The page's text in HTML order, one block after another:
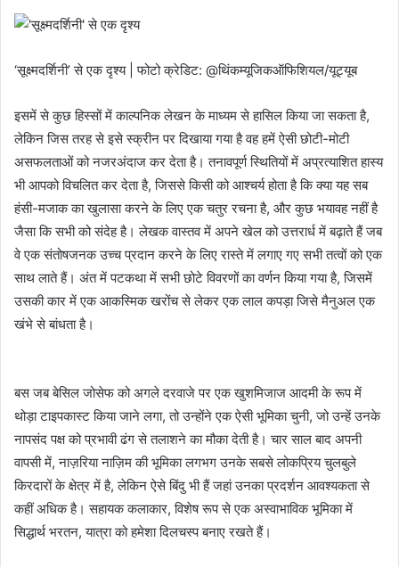
‘सूक्ष्मदर्शिनी’ से एक दृश्य | फोटो क्रेडिट: @थिंकम्यूजिकऑफिशियल/यूट्यूब
इसमें से कुछ हिस्सों में काल्पनिक लेखन के माध्यम से हासिल किया जा सकता है,
लेकिन जिस तरह से इसे स्क्रीन पर दिखाया गया है वह हमें ऐसी छोटी-मोटी
असफलताओं को नजरअंदाज कर देता है। तनावपूर्ण स्थितियों में अप्रत्याशित हास्य
भी आपको विचलित कर देता है, जिससे किसी को आश्चर्य होता है कि क्या यह सब
हंसी-मजाक का खुलासा करने के लिए एक चतुर रचना है, और कुछ भयावह नहीं है
जैसा कि सभी को संदेह है। लेखक वास्तव में अपने खेल को उत्तरार्ध में बढ़ाते हैं जब
वे एक संतोषजनक उच्च प्रदान करने के लिए रास्ते में लगाए गए सभी तत्वों को एक
साथ लाते हैं। अंत में पटकथा में सभी छोटे विवरणों का वर्णन किया गया है, जिसमें
उसकी कार में एक आकस्मिक खरोंच से लेकर एक लाल कपड़ा जिसे मैनुअल एक
खंभे से बांधता है।
बस जब बेसिल जोसेफ को अगले दरवाजे पर एक खुशमिजाज आदमी के रूप में
थोड़ा टाइपकास्ट किया जाने लगा, तो उन्होंने एक ऐसी भूमिका चुनी, जो उन्हें उनके
नापसंद पक्ष को प्रभावी ढंग से तलाशने का मौका देती है। चार साल बाद अपनी
वापसी में, नाज़रिया नाज़िम की भूमिका लगभग उनके सबसे लोकप्रिय चुलबुले
किरदारों के क्षेत्र में है, लेकिन ऐसे बिंदु भी हैं जहां उनका प्रदर्शन आवश्यकता से
कहीं अधिक है। सहायक कलाकार, विशेष रूप से एक अस्वाभाविक भूमिका में
सिद्धार्थ भरतन, यात्रा को हमेशा दिलचस्प बनाए रखते हैं।